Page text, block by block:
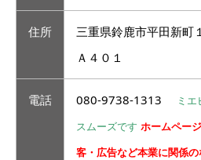
住所
三重県鈴鹿市平田新
Ａ４０１
電話 080-9738-1313
ミ
スムーズです ホームペー
客・広告など本業に関係